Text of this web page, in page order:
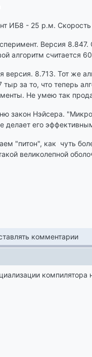
ИБ8 - 25 р.м.
Версия 8.847.
алгоритм считается
8.713. Тот же
тыр за то, что теперь
Не умею так
закон Нэйсера.
делает его
"питон", как чуть
великолепной
комментарии
компилятора